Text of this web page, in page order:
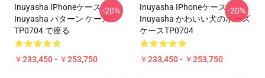
Inuyasha IPhoneケース -
Inuyasha パターン ケース
TP0704 で座る
￥233,450 - ￥253,750
-20%
Inuyasha IPhoneケース -
Inuyasha かわいい犬のポーズ
ケースTP0704
￥233,450 - ￥253,750
-20%